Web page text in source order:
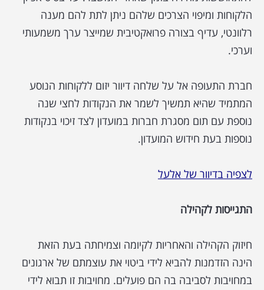
הלקוחות ומיפוי הצרכים שלהם ניתן לתת להם מענה
רלוונטי, עדיף בצורה פרואקטיבית שמייצר ערך משמעותי
וערכי.
חברת התעופה אל על שלחה דיוור יזום ללקוחות הנוסע
המתמיד שהיא תמשיך לשמר את הנקודות לחצי שנה
נוספת עם תום מסגרת חברות במועדון לצד זיכוי בנקודות
נוספות בעת חידוש המועדון.
לצפיה בדיוור של אלעל
התגייסות לקהילה
חיזוק הקהילה והאחריות לקיומה וצמיחתה בעת הזאת
הינה הזדמנות להביא לידי ביטוי את עוצמתם של ארגונים
במחויבות לסביבה בה הם פועלים. מחויבות זו תבוא לידי